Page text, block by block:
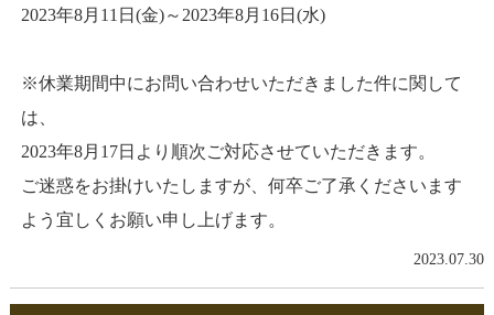
2023年8月11日(金)～2023年8月16日(水)
※休業期間中にお問い合わせいただきました件に関して
は、
2023年8月17日より順次ご対応させていただきます。
ご迷惑をお掛けいたしますが、何卒ご了承くださいます
よう宜しくお願い申し上げます。
2023.07.30